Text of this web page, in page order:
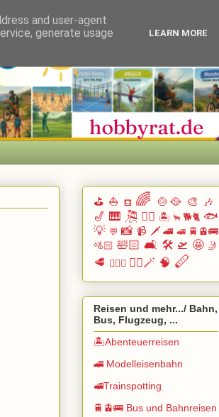
⛳ ⛵ ⛾ 🌈 🍲🥘 🎨 🎶
🎷 🎹 🎘 🏄🏽 🏝️ 🐂 🐕🐈 🐟
💡 💬 📸 📹 🗡️ 🚄 🚅 🚆🚊🚌
🚵🏻 🛀🏻 🛋️ 🛠️ 🛫 🤩 🤳
🥩 🧗🏻‍♀️ 🧙‍♂️🪄 🧠 🪈
Reisen und mehr.../ Bahn,
Bus, Flugzeug, ...
🏝️Abenteuerreisen
🚄 Modelleisenbahn
🚅Trainspotting
🚆🚊🚌 Bus und Bahnreisen
and user-agent
generate usage
LEARN MORE